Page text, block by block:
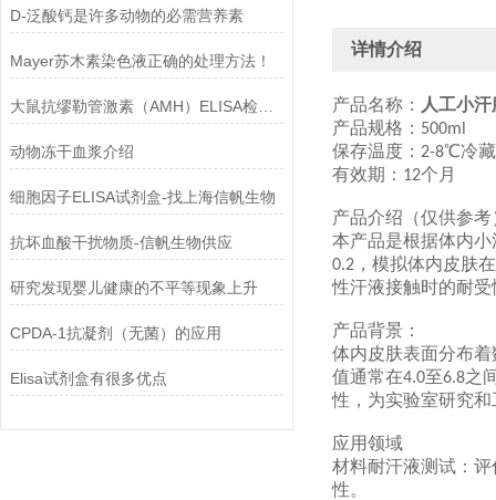
D-泛酸钙是许多动物的必需营养素
Mayer苏木素染色液正确的处理方法！
动物冻干血浆介绍
细胞因子ELISA试剂盒-找上海信帆生物
抗坏血酸干扰物质-信帆生物供应
研究发现婴儿健康的不平等现象上升
CPDA-1抗凝剂（无菌）的应用
Elisa试剂盒有很多优点
详情介绍
产品名称： 人工小
产品规格： 500ml
保存温度： 2-8℃冷藏
有效期： 12个月
产品介绍（仅供参考
本产品是根据体内
0.2 ，模拟体内皮肤
性汗液接触时的耐
产品背景：
体内皮肤表面分布
值通常在4.0至6.8之
性，为实验室研究
应用领域
材料耐汗液测试：
性。